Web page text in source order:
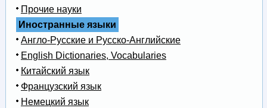
Прочие науки
Иностранные языки
Англо-Русские и Русско-Английские
English Dictionaries, Vocabularies
Китайский язык
Французский язык
Немецкий язык